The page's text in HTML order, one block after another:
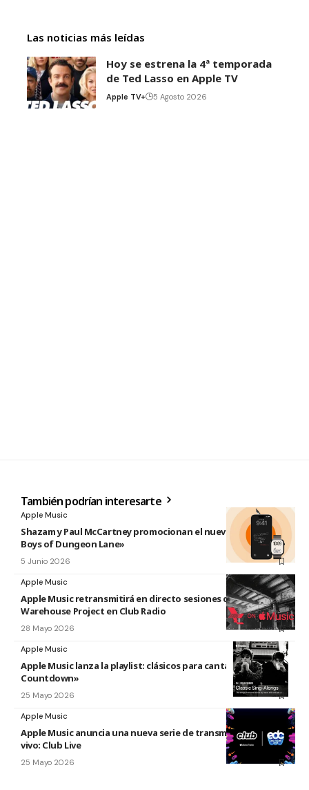
Las noticias más leídas
Hoy se estrena la 4ª temporada
de Ted Lasso en Apple TV
Apple TV+ 5 Agosto 2026
También podrían interesarte
Apple Music
Shazam y Paul McCartney promocionan el nuevo disco «The
Boys of Dungeon Lane»
5 Junio 2026
Apple Music
Apple Music retransmitirá en directo sesiones de The
Warehouse Project en Club Radio
28 Mayo 2026
Apple Music
Apple Music lanza la playlist: clásicos para cantar «The
Countdown»
25 Mayo 2026
Apple Music
Apple Music anuncia una nueva serie de transmisiones en
vivo: Club Live
25 Mayo 2026